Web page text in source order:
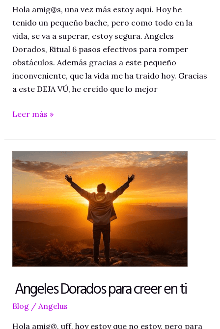
Hola amig@s, una vez más estoy aquí. Hoy he
tenido un pequeño bache, pero como todo en la
vida, se va a superar, estoy segura. Angeles
Dorados, Ritual 6 pasos efectivos para romper
obstáculos. Además gracias a este pequeño
inconveniente, que la vida me ha traído hoy. Gracias
a este DEJA VÚ, he creído que lo mejor
6
romper
obstáculos
Leer más »
Angeles Dorados para creer en ti
Blog/ Angelus
Hola amig@, uff, hoy estoy que no estoy, pero para